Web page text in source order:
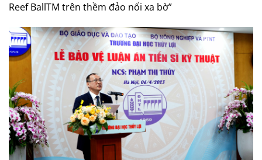
Reef BallTM trên thềm đảo nổi xa bờ”